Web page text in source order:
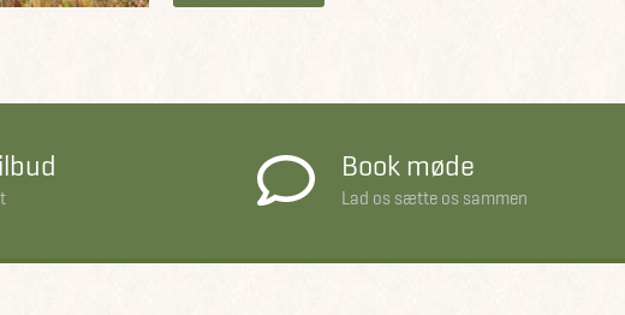
Book møde
Lad os sætte os sammen